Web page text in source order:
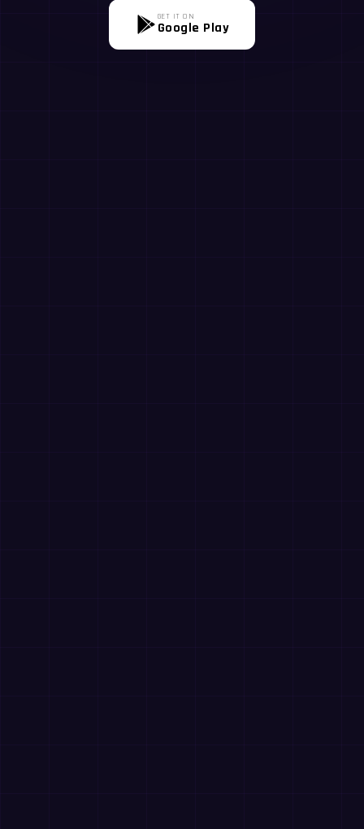
GET IT ON
Google Play